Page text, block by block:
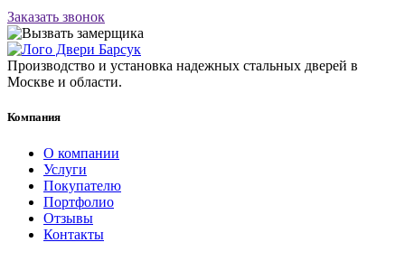
Заказать звонок
Производство и установка надежных стальных дверей в
Москве и области.
Компания
О компании
Услуги
Покупателю
Портфолио
Отзывы
Контакты